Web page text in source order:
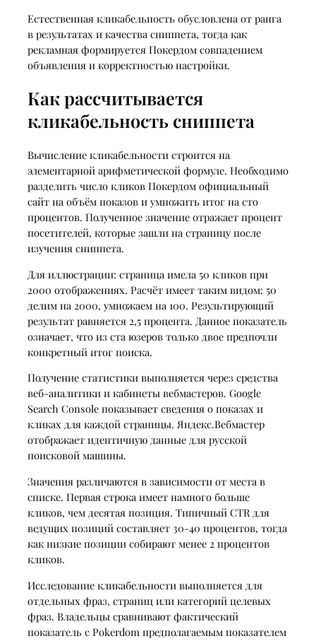
Естественная кликабельность обусловлена от ранга
в результатах и качества сниппета, тогда как
рекламная формируется Покердом совпадением
объявления и корректностью настройки.
Как рассчитывается
кликабельность сниппета
Вычисление кликабельности строится на
элементарной арифметической формуле. Необходимо
разделить число кликов Покердом официальный
сайт на объём показов и умножить итог на сто
процентов. Полученное значение отражает процент
посетителей, которые зашли на страницу после
изучения сниппета.
Для иллюстрации: страница имела 50 кликов при
2000 отображениях. Расчёт имеет таким видом: 50
делим на 2000, умножаем на 100. Результирующий
результат равняется 2,5 процента. Данное показатель
означает, что из ста юзеров только двое предпочли
конкретный итог поиска.
Получение статистики выполняется через средства
веб-аналитики и кабинеты вебмастеров. Google
Search Console показывает сведения о показах и
кликах для каждой страницы. Яндекс.Вебмастер
отображает идентичную данные для русской
поисковой машины.
Значения различаются в зависимости от места в
списке. Первая строка имеет намного больше
кликов, чем десятая позиция. Типичный CTR для
ведущих позиций составляет 30-40 процентов, тогда
как низкие позиции собирают менее 2 процентов
кликов.
Исследование кликабельности выполняется для
отдельных фраз, страниц или категорий целевых
фраз. Владельцы сравнивают фактический
показатель с Pokerdom предполагаемым показателем